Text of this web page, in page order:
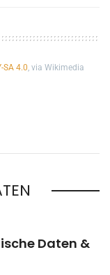
SA 4.0, via Wikimedia
Daten &